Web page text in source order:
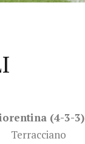
(4-3-3)
Terracciano